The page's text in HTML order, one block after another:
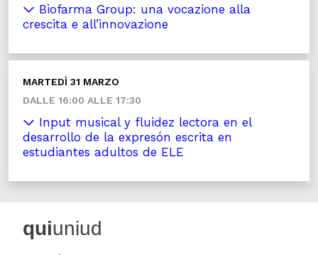
Biofarma Group: una vocazione alla
crescita e all’innovazione
MARTEDÌ 31 MARZO
DALLE 16:00 ALLE 17:30
Input musical y fluidez lectora en el
desarrollo de la expresón escrita en
estudiantes adultos de ELE
quiuniud